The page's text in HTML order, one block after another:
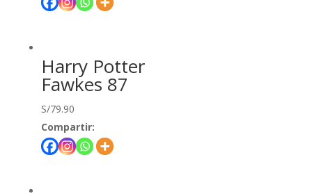
Harry Potter
Fawkes 87
S/79.90
Compartir: